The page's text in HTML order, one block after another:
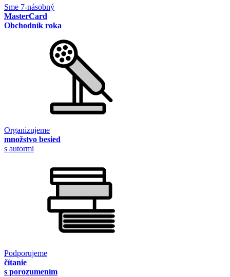
Sme 7-násobný
MasterCard
Obchodník roka
Organizujeme
množstvo besied
s autormi
Podporujeme
čítanie
s porozumením